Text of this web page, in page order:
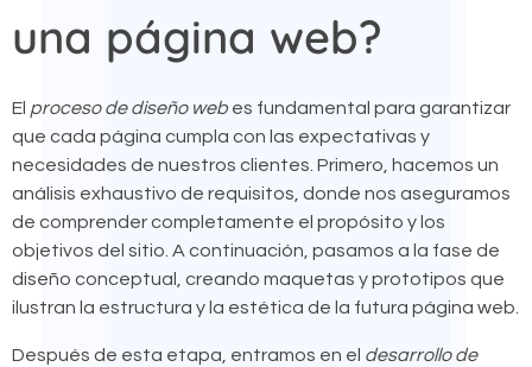
una página web?
El proceso de diseño web es fundamental para garantizar
que cada página cumpla con las expectativas y
necesidades de nuestros clientes. Primero, hacemos un
análisis exhaustivo de requisitos, donde nos aseguramos
de comprender completamente el propósito y los
objetivos del sitio. A continuación, pasamos a la fase de
diseño conceptual, creando maquetas y prototipos que
ilustran la estructura y la estética de la futura página web.
Después de esta etapa, entramos en el desarrollo de